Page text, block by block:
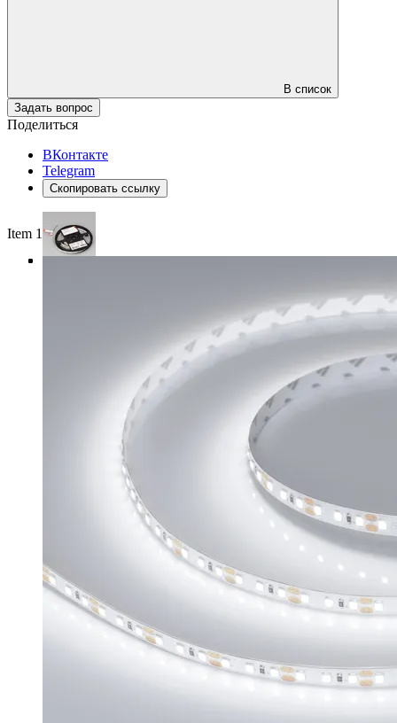
В список
Задать вопрос
Поделиться
ВКонтакте
Telegram
Скопировать ссылку
Item 1 of 4